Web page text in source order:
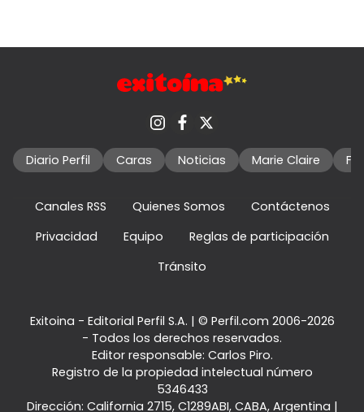
Diario Perfil Caras Noticias Marie Claire
Canales RSS Quienes Somos
Contáctenos
Privacidad
Equipo
Reglas de participación
Tránsito
Exitoina - Editorial Perfil S.A. | © Perfil.com 2006-2026
- Todos los derechos reservados.
Editor responsable: Carlos Piro.
Registro de la propiedad intelectual número
5346433
Dirección: California 2715, C1289ABI, CABA, Argentina |